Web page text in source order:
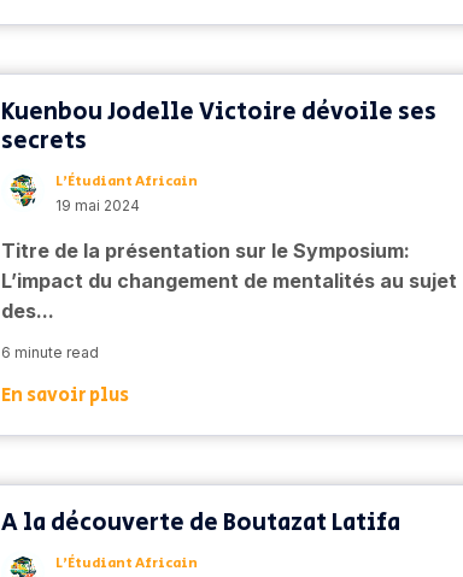
Kuenbou Jodelle Victoire dévoile ses
secrets
L’Étudiant Africain
19 mai 2024
Titre de la présentation sur le Symposium:
L’impact du changement de mentalités au sujet
des...
6 minute read
En savoir plus
A la découverte de Boutazat Latifa
L’Étudiant Africain